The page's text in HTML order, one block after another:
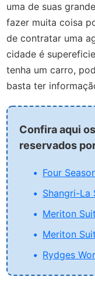
uma de suas
fazer muita coisa
de contratar uma
cidade é
tenha um carro,
basta ter
Confira aqui
reservados
Four
Shangri-La
Meriton
Meriton
Rydges